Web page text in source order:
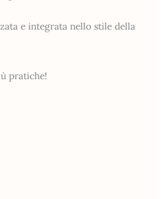
e integrata nello stile della
pratiche!